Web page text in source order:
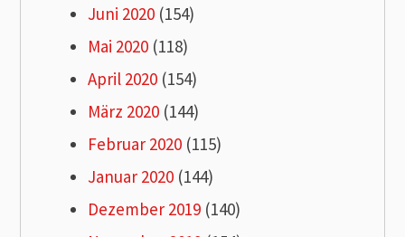
Juni 2020 (154)
Mai 2020 (118)
April 2020 (154)
März 2020 (144)
Februar 2020 (115)
Januar 2020 (144)
Dezember 2019 (140)